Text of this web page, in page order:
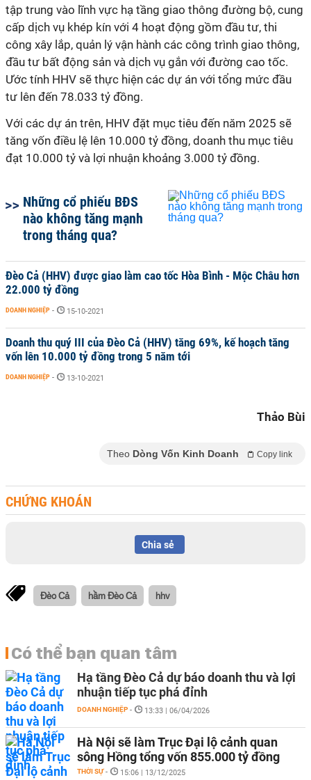
tập trung vào lĩnh vực hạ tầng giao thông đường bộ, cung
cấp dịch vụ khép kín với 4 hoạt động gồm đầu tư, thi
công xây lắp, quản lý vận hành các công trình giao thông,
đầu tư bất động sản và dịch vụ gắn với đường cao tốc.
Ước tính HHV sẽ thực hiện các dự án với tổng mức đầu
tư lên đến 78.033 tỷ đồng.
Với các dự án trên, HHV đặt mục tiêu đến năm 2025 sẽ
tăng vốn điều lệ lên 10.000 tỷ đồng, doanh thu mục tiêu
đạt 10.000 tỷ và lợi nhuận khoảng 3.000 tỷ đồng.
Những cổ phiếu BĐS
nào không tăng mạnh
trong tháng qua?
Đèo Cả (HHV) được giao làm cao tốc Hòa Bình - Mộc Châu hơn
22.000 tỷ đồng
DOANH NGHIỆP - 15-10-2021
Doanh thu quý III của Đèo Cả (HHV) tăng 69%, kế hoạch tăng
vốn lên 10.000 tỷ đồng trong 5 năm tới
DOANH NGHIỆP - 13-10-2021
Thảo Bùi
Theo Dòng Vốn Kinh Doanh Copy link
CHỨNG KHOÁN
Chia sẻ
Đèo Cả hầm Đèo Cả hhv
Có thể bạn quan tâm
Hạ tầng Đèo Cả dự báo doanh thu và lợi
nhuận tiếp tục phá đỉnh
DOANH NGHIỆP - 13:33 | 06/04/2026
Hà Nội sẽ làm Trục Đại lộ cảnh quan
sông Hồng tổng vốn 855.000 tỷ đồng
THỜI SỰ - 15:06 | 13/12/2025